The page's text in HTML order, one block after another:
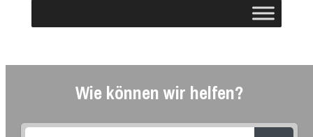
Wie können wir helfen?